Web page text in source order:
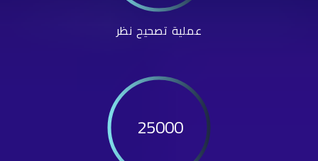
عملية تصحيح نظر
25000